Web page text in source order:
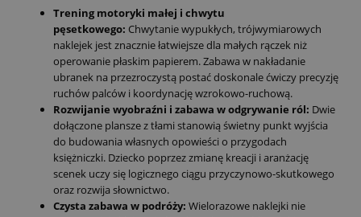
Trening motoryki małej i chwytu
pęsetkowego: Chwytanie wypukłych, trójwymiarowych
naklejek jest znacznie łatwiejsze dla małych rączek niż
operowanie płaskim papierem. Zabawa w nakładanie
ubranek na przezroczystą postać doskonale ćwiczy precyzję
ruchów palców i koordynację wzrokowo-ruchową.
Rozwijanie wyobraźni i zabawa w odgrywanie ról: Dwie
dołączone plansze z tłami stanowią świetny punkt wyjścia
do budowania własnych opowieści o przygodach
księżniczki. Dziecko poprzez zmianę kreacji i aranżację
scenek uczy się logicznego ciągu przyczynowo-skutkowego
oraz rozwija słownictwo.
Czysta zabawa w podróży: Wielorazowe naklejki nie